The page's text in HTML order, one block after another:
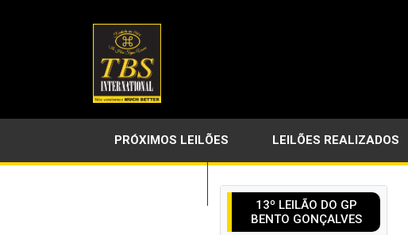
PRÓXIMOS LEILÕES LEILÕES REALIZADOS
13º LEILÃO DO GP
BENTO GONÇALVES